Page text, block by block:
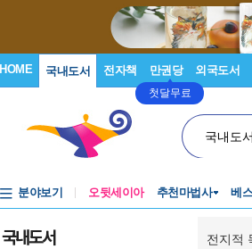
HOME 국내도서 전자책 만권당
첫달무료
외국도서
국내도
분야보기 오뒷세이아 추천마법사 베
국내도서 전지적